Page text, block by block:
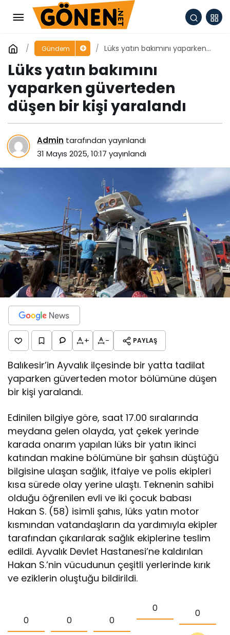
Gündem
Lüks yatın bakımını yaparken
yaralandı
Lüks yatın bakımını
yaparken güverteden
düşen bir kişi yaralandı
Admin tarafından yayınlandı
31 Mayıs 2025, 10:17 yayınlandı
+ - PAYLAŞ
Balıkesir’in Ayvalık ilçesinde bir yatta tadilat
yaparken güverteden motor bölümüne düşen
bir kişi yaralandı.
Edinilen bilgiye göre, saat 17.00 sıralarında
meydana gelen olayda, yat çekek yerinde
karada onarım yapılan lüks bir yatın ikinci
katından makine bölümüne bir şahsın düştüğü
bilgisine ulaşan sağlık, itfaiye ve polis ekipleri
kısa sürede olay yerine ulaştı. Teknenin sahibi
olduğu öğrenilen evli ve iki çocuk babası
Hakan S. (58) isimli şahıs, lüks yatın motor
kısmından vatandaşların da yardımıyla ekipler
tarafından çıkarılarak sağlık ekiplerine teslim
edildi. Ayvalık Devlet Hastanesi’ne kaldırılan
Hakan S.’nin vücudunun çeşitli yerlerinde kırık
ve eziklerin oluştuğu bildirildi.
0 0 0
0 0